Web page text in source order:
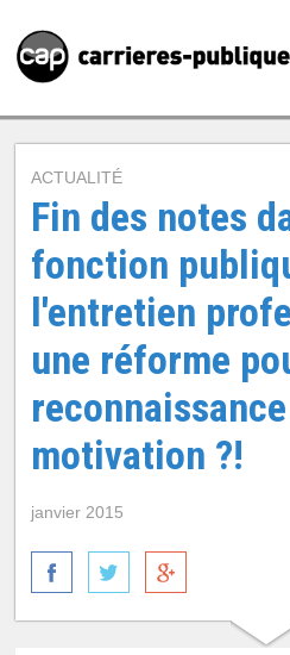
ACTUALITÉ
Fin des notes
fonction
l'entretien
une réforme
motivation ?!
janvier 2015